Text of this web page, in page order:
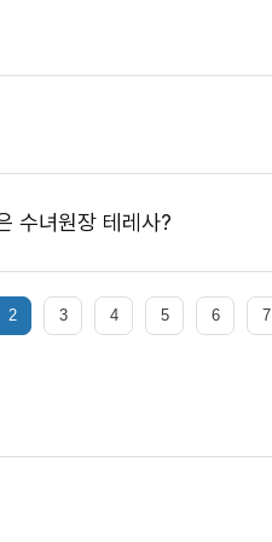
수녀원장 테레사?
2 3 4 5 6 7